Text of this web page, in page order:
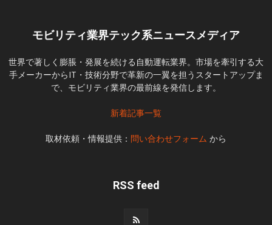
モビリティ業界テック系ニュースメディア
世界で著しく膨脹・発展を続ける自動運転業界。市場を牽引する大
手メーカーからIT・技術分野で革新の一翼を担うスタートアップま
で、モビリティ業界の最前線を発信します。
新着記事一覧
取材依頼・情報提供： 問い合わせフォーム から
RSS feed